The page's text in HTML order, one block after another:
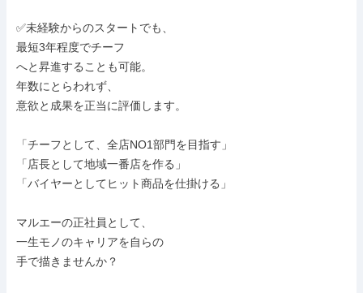
✅️未経験からのスタートでも、
最短3年程度でチーフ
へと昇進することも可能。
年数にとらわれず、
意欲と成果を正当に評価します。
「チーフとして、全店NO1部門を目指す」
「店長として地域一番店を作る」
「バイヤーとしてヒット商品を仕掛ける」
マルエーの正社員として、
一生モノのキャリアを自らの
手で描きませんか？